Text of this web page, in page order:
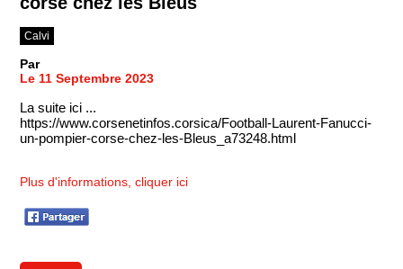
Calvi
Par
Le 11 Septembre 2023
La suite ici ...
https://www.corsenetinfos.corsica/Football-Laurent-Fanucci-
un-pompier-corse-chez-les-Bleus_a73248.html
Plus d'informations, cliquer ici